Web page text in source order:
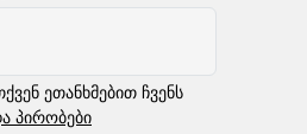
ეთანხმებით ჩვენს
პირობები